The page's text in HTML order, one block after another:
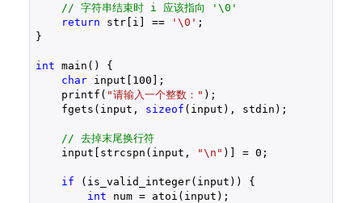
// 字符串结束时 i 应该指向 '\0'
return str[i] == '\0' ;
}
int main() {
char input[ 100 ];
    printf(
"请输入一个整数：" );
    fgets(input,
sizeof (input), stdin);
// 去掉末尾换行符
    input[strcspn(input,
"\n" )] = 0 ;
if (is_valid_integer(input)) {
int num = atoi(input);